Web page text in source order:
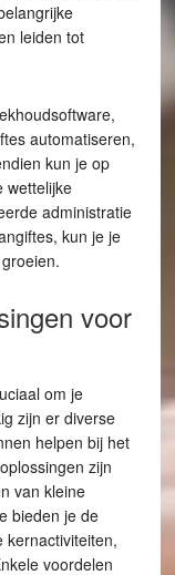
leiden tot
automatiseren,
kun je op
wettelijke
administratie
kun je je
voor
om je
zijn er diverse
helpen bij het
zijn
van kleine
bieden je de
kernactiviteiten,
voordelen